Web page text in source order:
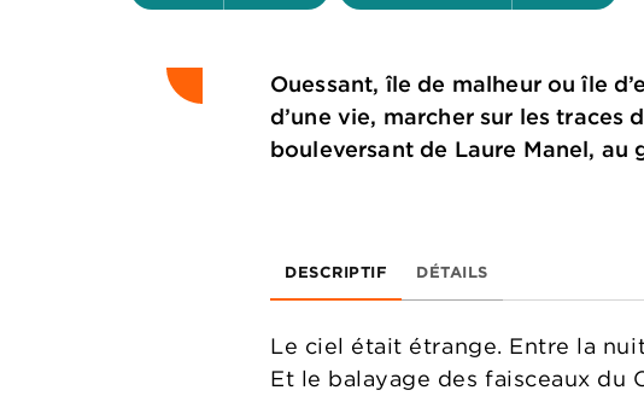
Ouessant, île de malheur ou île
d’une vie, marcher sur les
bouleversant de Laure Manel, au
DESCRIPTIF DÉTAILS
Le ciel était étrange. Entre la
Et le balayage des faisceaux du